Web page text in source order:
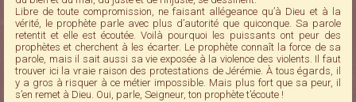
Libre de toute compromission, ne faisant allégeance qu’à Dieu et à la
vérité, le prophète parle avec plus d’autorité que quiconque. Sa parole
retentit et elle est écoutée. Voilà pourquoi les puissants ont peur des
prophètes et cherchent à les écarter. Le prophète connaît la force de sa
parole, mais il sait aussi sa vie exposée à la violence des violents. Il faut
trouver ici la vraie raison des protestations de Jérémie. À tous égards, il
y a gros à risquer à ce métier impossible. Mais plus fort que sa peur, il
s’en remet à Dieu. Oui, parle, Seigneur, ton prophète t’écoute !